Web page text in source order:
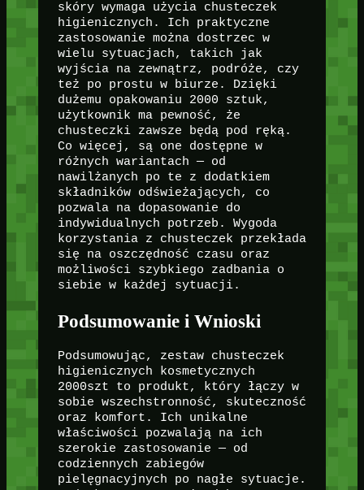
skóry wymaga użycia chusteczek
higienicznych. Ich praktyczne
zastosowanie można dostrzec w
wielu sytuacjach, takich jak
wyjścia na zewnątrz, podróże, czy
też po prostu w biurze. Dzięki
dużemu opakowaniu 2000 sztuk,
użytkownik ma pewność, że
chusteczki zawsze będą pod ręką.
Co więcej, są one dostępne w
różnych wariantach — od
nawilżanych po te z dodatkiem
składników odświeżających, co
pozwala na dopasowanie do
indywidualnych potrzeb. Wygoda
korzystania z chusteczek przekłada
się na oszczędność czasu oraz
możliwości szybkiego zadbania o
siebie w każdej sytuacji.
Podsumowanie i Wnioski
Podsumowując, zestaw chusteczek
higienicznych kosmetycznych
2000szt to produkt, który łączy w
sobie wszechstronność, skuteczność
oraz komfort. Ich unikalne
właściwości pozwalają na ich
szerokie zastosowanie — od
codziennych zabiegów
pielęgnacyjnych po nagłe sytuacje.